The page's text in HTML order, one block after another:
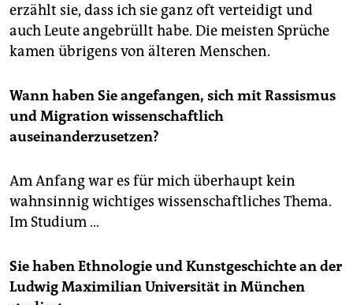
erzählt sie, dass ich sie ganz oft verteidigt und
auch Leute angebrüllt habe. Die meisten Sprüche
kamen übrigens von älteren Menschen.
Wann haben Sie angefangen, sich mit Rassismus
und Migration wissenschaftlich
auseinanderzusetzen?
Am Anfang war es für mich überhaupt kein
wahnsinnig wichtiges wissenschaftliches Thema.
Im Studium …
Sie haben Ethnologie und Kunstgeschichte an der
Ludwig Maximilian Universität in München